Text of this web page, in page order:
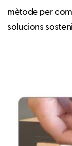
mètode per
solucions